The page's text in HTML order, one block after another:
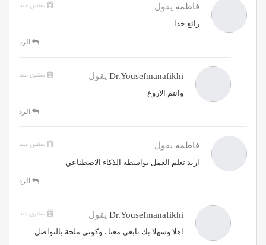
فاطمة يقول سنتين منذ
رائع جدا
الرد
Dr.yousefmanafikhi يقول سنتين منذ
وانتم الاروع
الرد
فاطمة يقول سنتين منذ
اريد تعلم العمل بواسطة الذكاء الاصطناعي
الرد
Dr.yousefmanafikhi يقول سنتين منذ
اهلا وسهلا بك تابعي معنا ، وكوني ملحة بالتواصل.